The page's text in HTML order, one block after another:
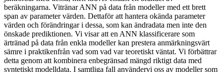
beräkningarna. Vitränar ANN på data från modeller med ett brett
span av parameter värden. Dettaför att hantera okända parameter
värden och förändringar i dessa, som kan ändradata men inte den
önskade prediktionen. Vi visar att en ANN klassificerare som
ärtränad på data från enkla modeller kan prestera anmärkningsvärt
sämre i praktikenfrån vad som vad var teoretiskt väntat. Vi förbättrar
detta genom att kombinera enbegränsad mängd riktigt data med
syntetiskt modelldata. I samtliga fall användervi oss av modeller som